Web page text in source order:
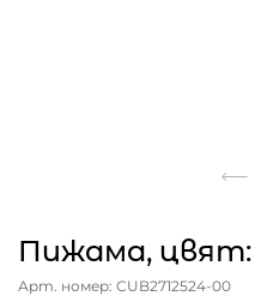
Пижама,
Арт. номер: CUB2712524-00